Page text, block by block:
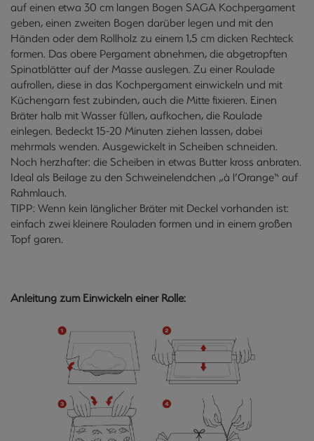
auf einen etwa 30 cm langen Bogen SAGA Kochpergament
geben, einen zweiten Bogen darüber legen und mit den
Händen oder dem Rollholz zu einem 1,5 cm dicken Rechteck
formen. Das obere Pergament abnehmen, die abgetropften
Spinatblätter auf der Masse auslegen. Zu einer Roulade
aufrollen, diese in das Kochpergament einwickeln und mit
Küchengarn fest zubinden, auch die Mitte fixieren. Einen
Bräter halb mit Wasser füllen, aufkochen, die Roulade
einlegen. Bedeckt 15-20 Minuten ziehen lassen, dabei
mehrmals wenden. Ausgewickelt in Scheiben schneiden.
Noch herzhafter: die Scheiben in etwas Butter kross anbraten.
Ideal als Beilage zu den Schweinelendchen „à l’Orange“ auf
Rahmlauch.
TIPP: Wenn kein länglicher Bräter mit Deckel vorhanden ist:
einfach zwei kleinere Rouladen formen und in einem großen
Topf garen.
Anleitung zum Einwickeln einer Rolle: